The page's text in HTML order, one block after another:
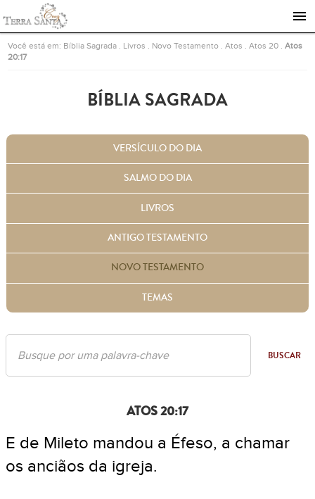
Ir para a página inicial
Você está em: Bíblia Sagrada Livros Novo Testamento .Atos .Atos 20 .Atos
20:17
BÍBLIA SAGRADA
VERSÍCULO DO DIA
SALMO DO DIA
LIVROS
ANTIGO TESTAMENTO
NOVO TESTAMENTO
TEMAS
BUSCAR
ATOS 20:17
E de Mileto mandou a Éfeso, a chamar
os anciãos da igreja.